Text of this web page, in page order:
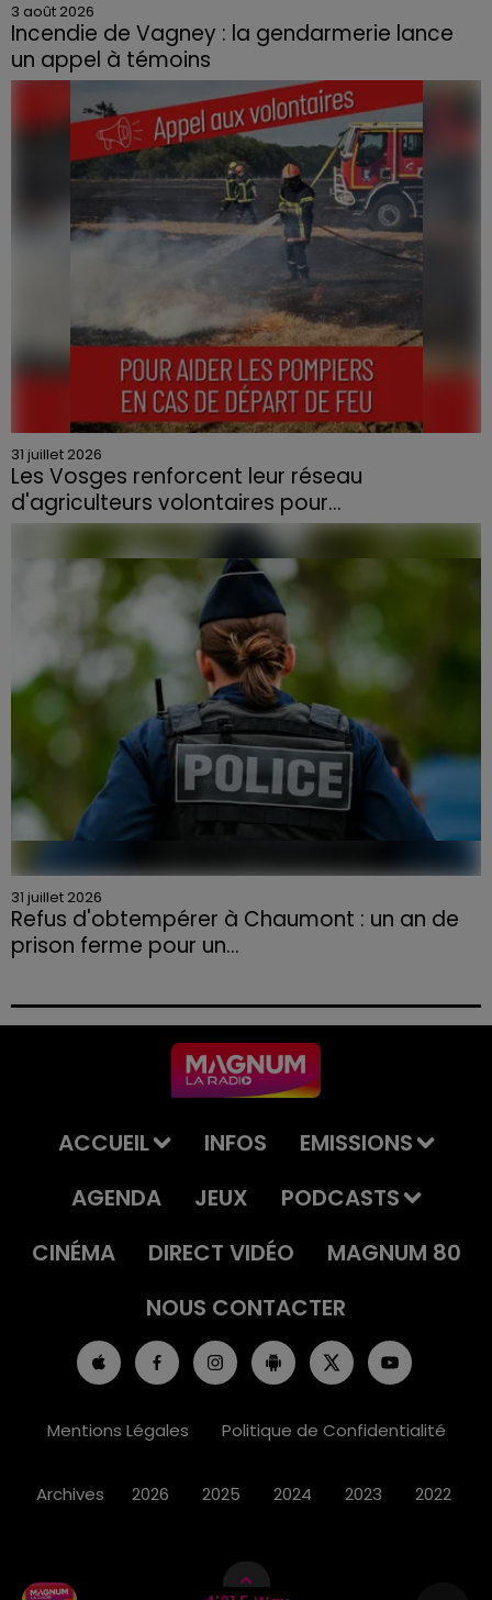
3 août 2026
Incendie de Vagney : la gendarmerie lance
un appel à témoins
Le feu, parti d'une haie avant de se propager au
quartier résidentiel, avait détruit deux habitations et
contraint à l'évacuation d'une centaine de personnes.
31 juillet 2026
Les Vosges renforcent leur réseau
d'agriculteurs volontaires pour...
Face à la sécheresse et aux risques de départs de feu,
la Chambre d'agriculture des Vosges a lancé un appel
aux agriculteurs volontaires pour venir en aide...
31 juillet 2026
Refus d'obtempérer à Chaumont : un an de
prison ferme pour un...
permis et la confiscation de son véhicule.
ACCUEIL INFOS
EMISSIONS
AGENDA
JEUX
PODCASTS
CINÉMA
DIRECT VIDÉO
MAGNUM 80
NOUS CONTACTER
Mentions Légales Politique de Confidentialité
Archives 2026 2025 2024 2023 2022